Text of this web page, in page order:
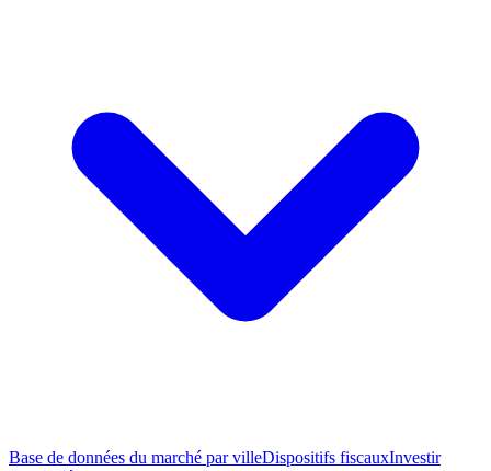
Base de données du marché par villeDispositifs fiscauxInvestir